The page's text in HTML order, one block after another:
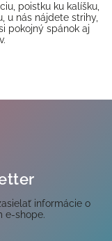
poistku ku kalíšku,
u nás nájdete strihy,
pokojný spánok aj
informácie o
e-shope.